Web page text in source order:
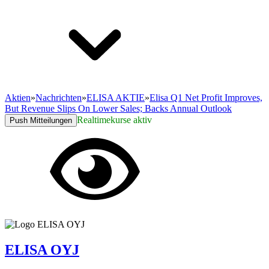
Aktien»Nachrichten»ELISA AKTIE»Elisa Q1 Net Profit Improves,
But Revenue Slips On Lower Sales; Backs Annual Outlook
Push Mitteilungen Realtimekurse aktiv
ELISA OYJ